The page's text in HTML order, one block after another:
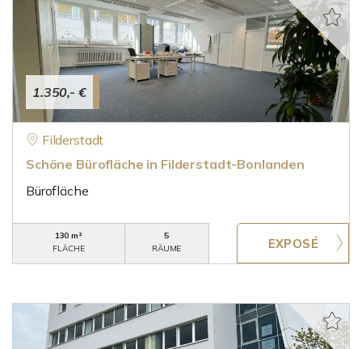
1.350,- €
Filderstadt
Schöne Bürofläche in Filderstadt-Bonlanden
Bürofläche
130 m²
FLÄCHE
5
RÄUME